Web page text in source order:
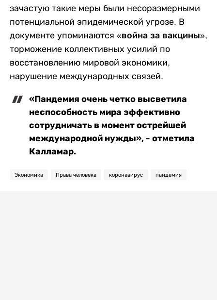
зачастую такие меры были несоразмерными
потенциальной эпидемической угрозе. В
документе упоминаются «война за вакцины»,
торможение коллективных усилий по
восстановлению мировой экономики,
нарушение международных связей.
«Пандемия очень четко высветила
неспособность мира эффективно
сотрудничать в момент острейшей
международной нужды», - отметила
Калламар.
Экономика Права человека коронавирус пандемия